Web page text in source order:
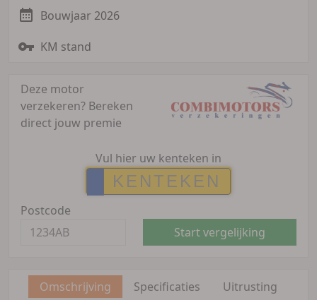
Bouwjaar 2026
KM stand
Deze motor
verzekeren? Bereken
direct jouw premie
Vul hier uw kenteken in
Postcode
Start vergelijking
Omschrijving Specificaties
Uitrusting